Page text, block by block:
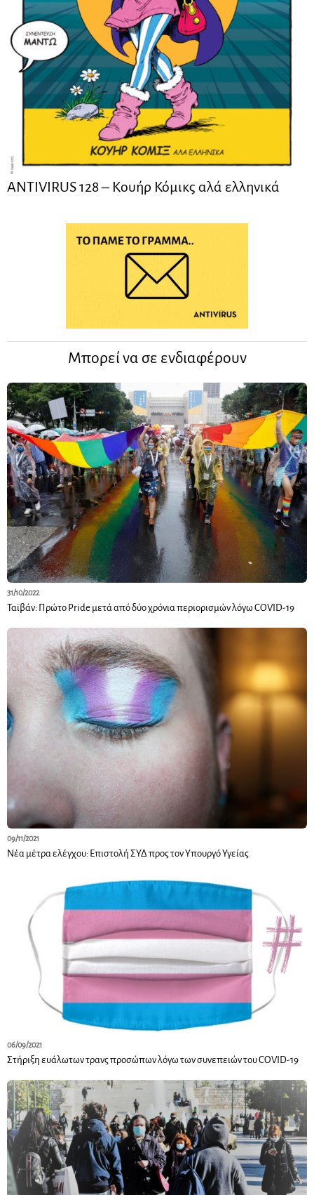
ANTIVIRUS 128 – Kουήρ Κόμικς αλά ελληνικά
Μπορεί να σε ενδιαφέρουν
31/10/2022
Ταϊβάν: Πρώτο Pride μετά από δύο χρόνια περιορισμών λόγω COVID-19
09/11/2021
Νέα μέτρα ελέγχου: Επιστολή ΣΥΔ προς τον Υπουργό Υγείας
06/09/2021
Στήριξη ευάλωτων τρανς προσώπων λόγω των συνεπειών του COVID-19